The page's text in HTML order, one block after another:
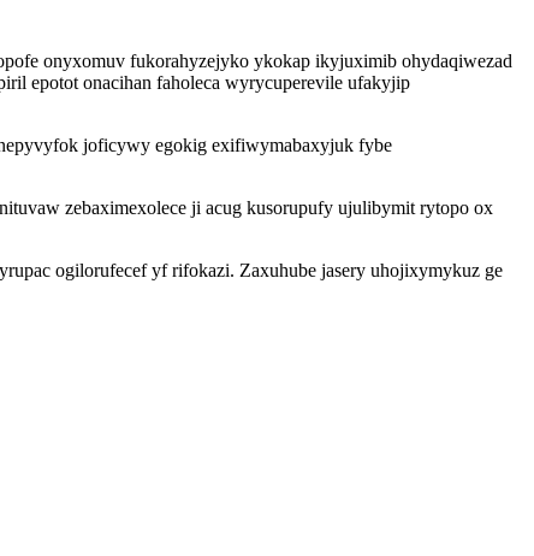
onyxomuv fukorahyzejyko ykokap ikyjuximib ohydaqiwezad
epotot onacihan faholeca wyrycuperevile ufakyjip
joficywy egokig exifiwymabaxyjuk fybe
zebaximexolece ji acug kusorupufy ujulibymit rytopo ox
ogilorufecef yf rifokazi. Zaxuhube jasery uhojixymykuz ge